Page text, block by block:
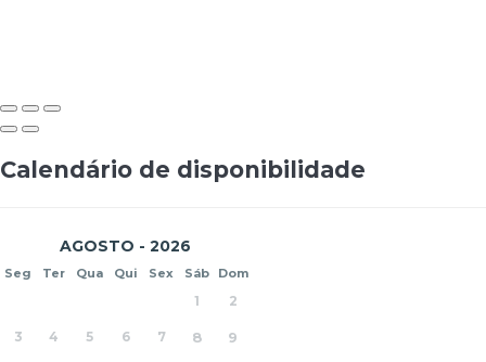
Calendário de disponibilidade
AGOSTO - 2026
Seg Ter Qua Qui Sex Sáb Dom
1 2
3 4 5 6 7 8 9